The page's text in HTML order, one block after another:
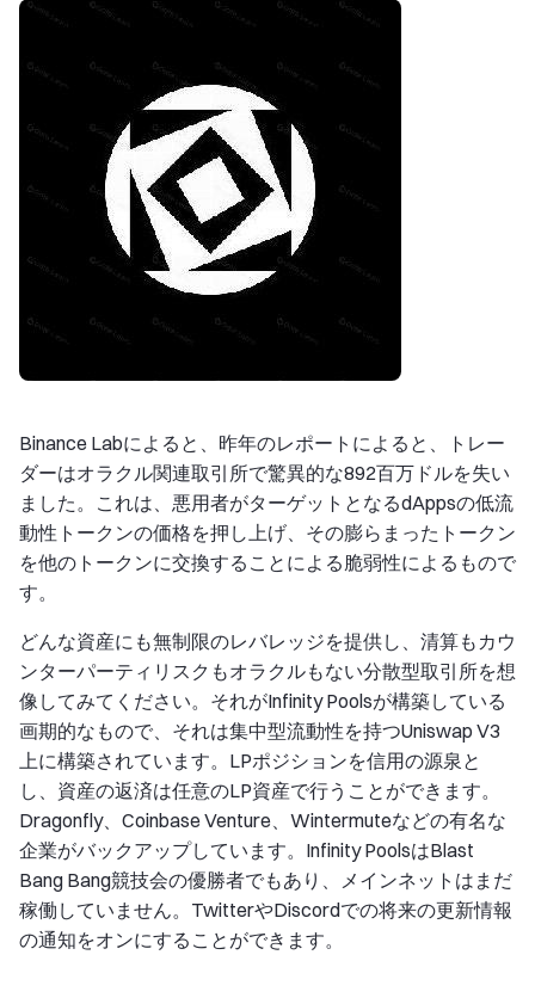
Binance Labによると、昨年のレポートによると、トレー
ダーはオラクル関連取引所で驚異的な892百万ドルを失い
ました。これは、悪用者がターゲットとなるdAppsの低流
動性トークンの価格を押し上げ、その膨らまったトークン
を他のトークンに交換することによる脆弱性によるもので
す。
どんな資産にも無制限のレバレッジを提供し、清算もカウ
ンターパーティリスクもオラクルもない分散型取引所を想
像してみてください。それがInfinity Poolsが構築している
画期的なもので、それは集中型流動性を持つUniswap V3
上に構築されています。LPポジションを信用の源泉と
し、資産の返済は任意のLP資産で行うことができます。
Dragonfly、Coinbase Venture、Wintermuteなどの有名な
企業がバックアップしています。Infinity PoolsはBlast
Bang Bang競技会の優勝者でもあり、メインネットはまだ
稼働していません。TwitterやDiscordでの将来の更新情報
の通知をオンにすることができます。